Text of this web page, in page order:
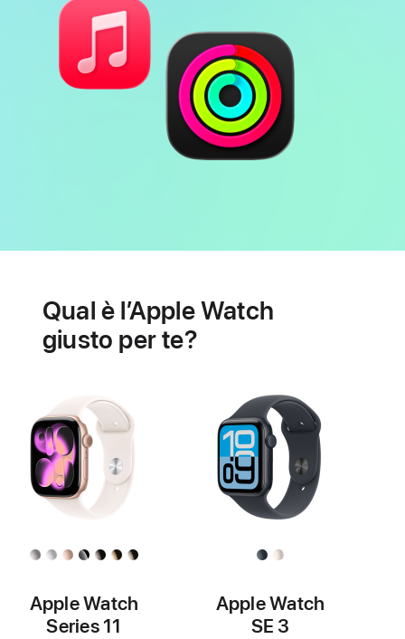
cardiaca
Qual è l’Apple Watch
giusto per te?
Apple Watch
Series 11
Apple Watch
SE 3